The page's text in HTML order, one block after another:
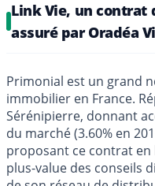
Link Vie, un contrat
assuré par Oradéa
Primonial est un grand
immobilier en France.
Sérénipierre, donnant
du marché (3.60% en
proposant ce contrat
plus-value des conseils